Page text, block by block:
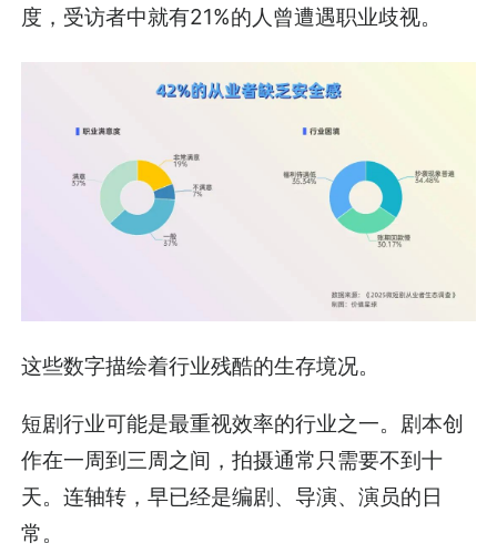
度，受访者中就有21%的人曾遭遇职业歧视。
这些数字描绘着行业残酷的生存境况。
短剧行业可能是最重视效率的行业之一。剧本创
作在一周到三周之间，拍摄通常只需要不到十
天。连轴转，早已经是编剧、导演、演员的日
常。